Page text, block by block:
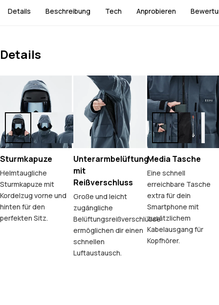
Details Beschreibung Tech Anprobieren
Details
Sturmkapuze
Helmtaugliche
Sturmkapuze mit
Kordelzug vorne und
hinten für den
perfekten Sitz.
Unterarmbelüftung
mit
Reißverschluss
Große und leicht
zugängliche
Belüftungsreißverschlüsse
ermöglichen dir einen
schnellen
Luftaustausch.
Media Tasche
Eine schnell
erreichbare Tasche
extra für dein
Smartphone mit
zusätzlichem
Kabelausgang für
Kopfhörer.